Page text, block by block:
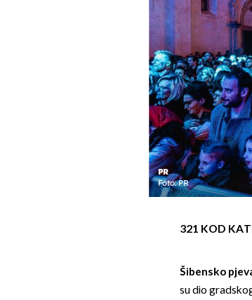
PR
Foto: PR
321 KOD
Šibensko
su dio